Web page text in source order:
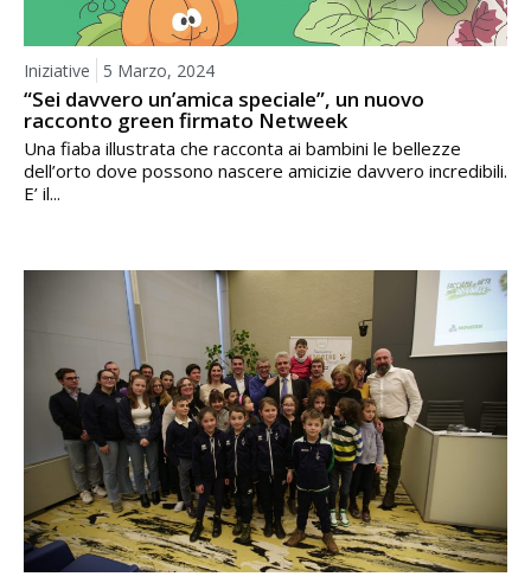
Iniziative 5 Marzo, 2024
“Sei davvero un’amica speciale”, un nuovo
racconto green firmato Netweek
Una fiaba illustrata che racconta ai bambini le bellezze
dell’orto dove possono nascere amicizie davvero incredibili.
E’ il...